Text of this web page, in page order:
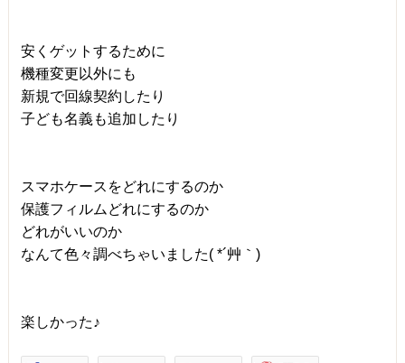
安くゲットするために
機種変更以外にも
新規で回線契約したり
子ども名義も追加したり
スマホケースをどれにするのか
保護フィルムどれにするのか
どれがいいのか
なんて色々調べちゃいました( *´艸｀)
楽しかった♪